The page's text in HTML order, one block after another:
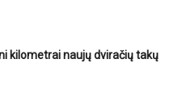
kilometrai naujų dviračių takų